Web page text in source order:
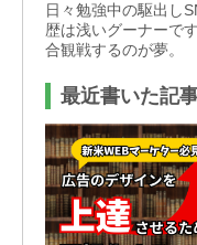
末年始・土日祝を
日々勉強中の駆出し
歴は浅いグーナーで
合観戦するのが夢。
最近書いた記